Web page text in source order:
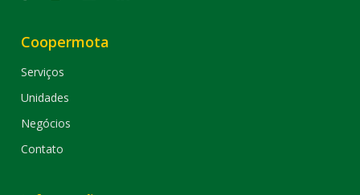
Coopermota
Serviços
Unidades
Negócios
Contato